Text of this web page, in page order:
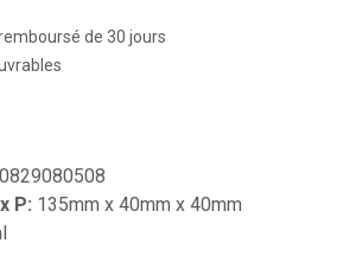
de 30 jours
P: 135mm x 40mm x 40mm